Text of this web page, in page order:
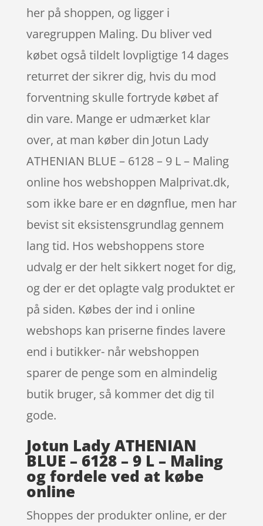
her på shoppen, og ligger i
varegruppen Maling. Du bliver ved
købet også tildelt lovpligtige 14 dages
returret der sikrer dig, hvis du mod
forventning skulle fortryde købet af
din vare. Mange er udmærket klar
over, at man køber din Jotun Lady
ATHENIAN BLUE – 6128 – 9 L – Maling
online hos webshoppen Malprivat.dk,
som ikke bare er en døgnflue, men har
bevist sit eksistensgrundlag gennem
lang tid. Hos webshoppens store
udvalg er der helt sikkert noget for dig,
og der er det oplagte valg produktet er
på siden. Købes der ind i online
webshops kan priserne findes lavere
end i butikker- når webshoppen
sparer de penge som en almindelig
butik bruger, så kommer det dig til
gode.
Jotun Lady ATHENIAN
BLUE – 6128 – 9 L – Maling
og fordele ved at købe
online
Shoppes der produkter online, er der